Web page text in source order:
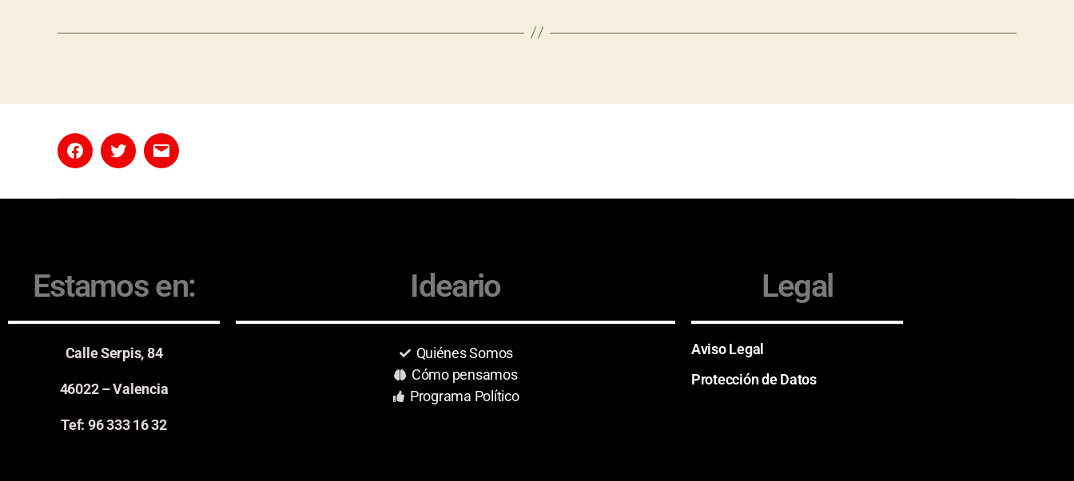
Estamos en:
Calle Serpis, 84
46022 – Valencia
Tef: 96 333 16 32
Ideario
Quiénes Somos
Cómo pensamos
Programa Político
Legal
Aviso Legal
Protección de Datos